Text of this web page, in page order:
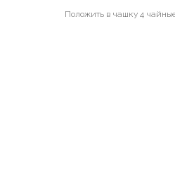
Положить в чашку 4